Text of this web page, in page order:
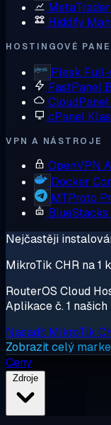
Hiddify
HOSTINGOVÉ
Plesk
FastPanel
CloudPanel
cPanel
VPN A NÁSTROJE
OpenVPN
Docker
MTProto
BlueStacks
Nejčastěji
MikroTik CHR na 1
RouterOS Cloud
Aplikace č. 1
Nasadit MikroTik
Zobrazit celý
Ceny